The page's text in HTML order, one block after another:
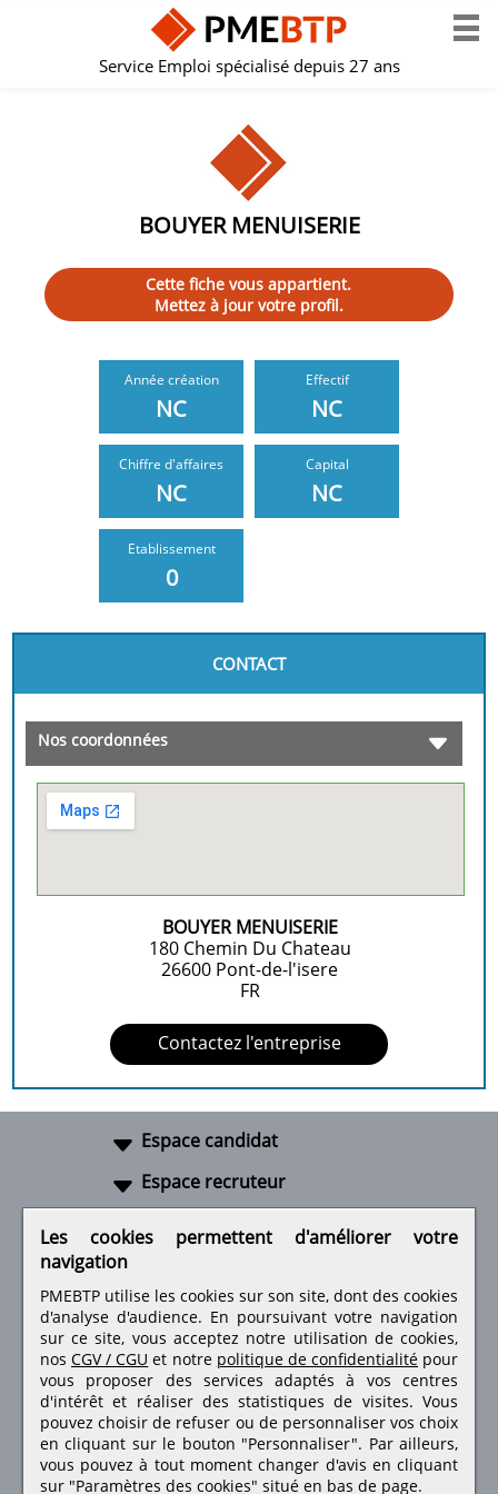
Service Emploi spécialisé depuis 27 ans
BOUYER MENUISERIE
Cette fiche vous appartient.
Mettez à jour votre profil.
Année création
NC
Effectif
NC
Chiffre d'affaires
NC
Capital
NC
Etablissement
0
CONTACT
Nos coordonnées
BOUYER MENUISERIE
180 Chemin Du Chateau
26600 Pont-de-l'isere
FR
Contactez l'entreprise
Espace candidat
Espace recruteur
Retrouvez-nous sur les réseaux sociaux
Les cookies permettent d'améliorer votre
navigation
PMEBTP utilise les cookies sur son site, dont des cookies
d'analyse d'audience. En poursuivant votre navigation
sur ce site, vous acceptez notre utilisation de cookies,
nos CGV / CGU et notre politique de confidentialité pour
vous proposer des services adaptés à vos centres
d'intérêt et réaliser des statistiques de visites.Vous
pouvez choisir de refuser ou de personnaliser vos choix
en cliquant sur le bouton "Personnaliser". Par ailleurs,
vous pouvez à tout moment changer d'avis en cliquant
sur "Paramètres des cookies" situé en bas de page.